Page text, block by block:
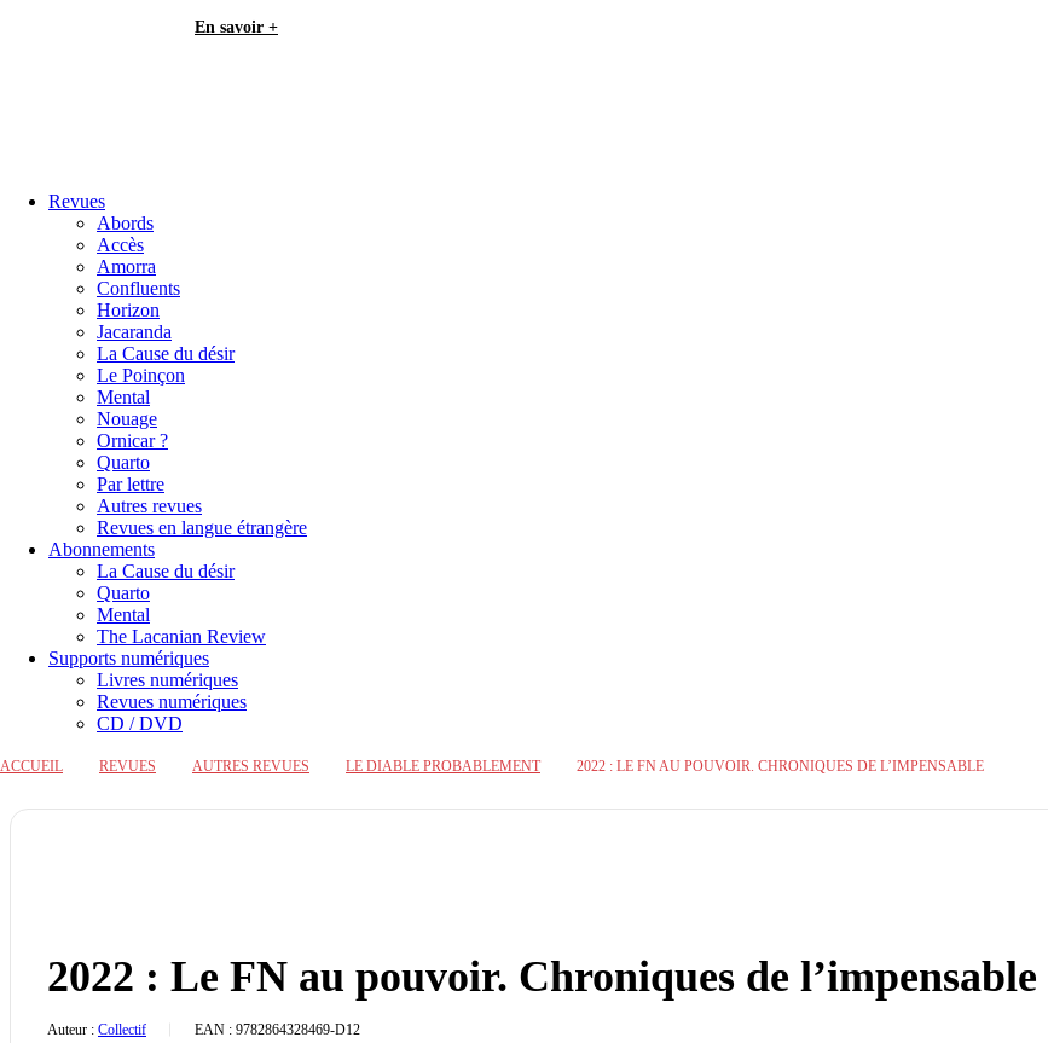
En savoir +
Revues
Abords
Accès
Amorra
Confluents
Horizon
Jacaranda
La Cause du désir
Le Poinçon
Mental
Nouage
Ornicar ?
Quarto
Par lettre
Autres revues
Revues en langue étrangère
Abonnements
La Cause du désir
Quarto
Mental
The Lacanian Review
Supports numériques
Livres numériques
Revues numériques
CD / DVD
ACCUEIL REVUES AUTRES REVUES LE DIABLE PROBABLEMENT 2022 : LE FN AU POUVOIR. CHRONIQUES DE L’IMPENSABLE
2022 : Le FN au pouvoir. Chroniques de l’impensable
Auteur : Collectif EAN : 9782864328469-D12